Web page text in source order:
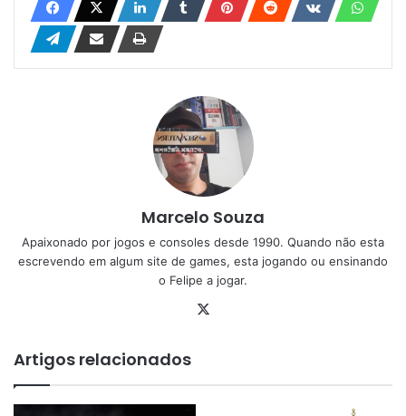
Marcelo Souza
Apaixonado por jogos e consoles desde 1990. Quando não esta
escrevendo em algum site de games, esta jogando ou ensinando
o Felipe a jogar.
Artigos relacionados